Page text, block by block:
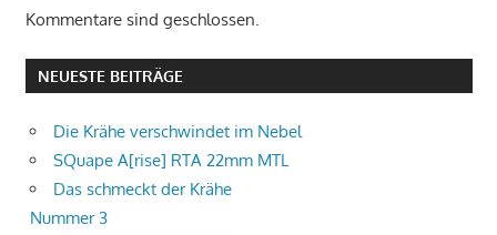
Kommentare sind geschlossen.
NEUESTE BEITRÄGE
Die Krähe verschwindet im Nebel
SQuape A[rise] RTA 22mm MTL
Das schmeckt der Krähe
Nummer 3